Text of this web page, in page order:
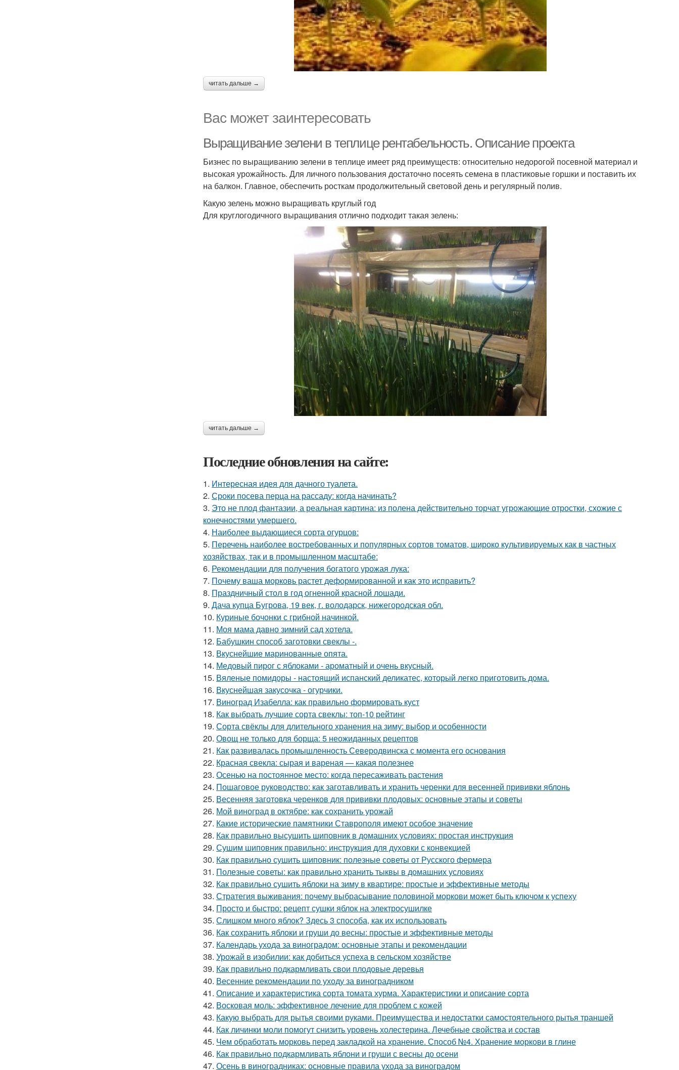
читать дальше →
Вас может заинтересовать
Выращивание зелени в теплице рентабельность. Описание проекта
Бизнес по выращиванию зелени в теплице имеет ряд преимуществ: относительно недорогой посевной материал и
высокая урожайность. Для личного пользования достаточно посеять семена в пластиковые горшки и поставить их
на балкон. Главное, обеспечить росткам продолжительный световой день и регулярный полив.
Какую зелень можно выращивать круглый год
Для круглогодичного выращивания отлично подходит такая зелень:
читать дальше →
Последние обновления на сайте:
1. Интересная идея для дачного туалета.
2. Сроки посева перца на рассаду: когда начинать?
3. Это не плод фантазии, а реальная картина: из полена действительно торчат угрожающие отростки, схожие с
конечностями умершего.
4. Наиболее выдающиеся сорта огурцов:
5. Перечень наиболее востребованных и популярных сортов томатов, широко культивируемых как в частных
хозяйствах, так и в промышленном масштабе:
6. Рекомендации для получения богатого урожая лука:
7. Почему ваша морковь растет деформированной и как это исправить?
8. Праздничный стол в год огненной красной лошади.
9. Дача купца Бугрова, 19 век, г. володарск, нижегородская обл.
10. Куриные бочонки с грибной начинкой.
11. Моя мама давно зимний сад хотела.
12. Бабушкин способ заготовки свеклы -.
13. Вкуснейшие маринованные опята.
14. Медовый пирог с яблоками - ароматный и очень вкусный.
15. Вяленые помидоры - настоящий испанский деликатес, который легко приготовить дома.
16. Вкуснейшая закусочка - огурчики.
17. Виноград Изабелла: как правильно формировать куст
18. Как выбрать лучшие сорта свеклы: топ-10 рейтинг
19. Сорта свёклы для длительного хранения на зиму: выбор и особенности
20. Овощ не только для борща: 5 неожиданных рецептов
21. Как развивалась промышленность Северодвинска с момента его основания
22. Красная свекла: сырая и вареная — какая полезнее
23. Осенью на постоянное место: когда пересаживать растения
24. Пошаговое руководство: как заготавливать и хранить черенки для весенней прививки яблонь
25. Весенняя заготовка черенков для прививки плодовых: основные этапы и советы
26. Мой виноград в октябре: как сохранить урожай
27. Какие исторические памятники Ставрополя имеют особое значение
28. Как правильно высушить шиповник в домашних условиях: простая инструкция
29. Сушим шиповник правильно: инструкция для духовки с конвекцией
30. Как правильно сушить шиповник: полезные советы от Русского фермера
31. Полезные советы: как правильно хранить тыквы в домашних условиях
32. Как правильно сушить яблоки на зиму в квартире: простые и эффективные методы
33. Стратегия выживания: почему выбрасывание половиной моркови может быть ключом к успеху
34. Просто и быстро: рецепт сушки яблок на электросушилке
35. Слишком много яблок? Здесь 3 способа, как их использовать
36. Как сохранить яблоки и груши до весны: простые и эффективные методы
37. Календарь ухода за виноградом: основные этапы и рекомендации
38. Урожай в изобилии: как добиться успеха в сельском хозяйстве
39. Как правильно подкармливать свои плодовые деревья
40. Весенние рекомендации по уходу за виноградником
41. Описание и характеристика сорта томата хурма. Характеристики и описание сорта
42. Восковая моль: эффективное лечение для проблем с кожей
43. Какую выбрать для рытья своими руками. Преимущества и недостатки самостоятельного рытья траншей
44. Как личинки моли помогут снизить уровень холестерина. Лечебные свойства и состав
45. Чем обработать морковь перед закладкой на хранение. Способ №4. Хранение моркови в глине
46. Как правильно подкармливать яблони и груши с весны до осени
47. Осень в виноградниках: основные правила ухода за виноградом